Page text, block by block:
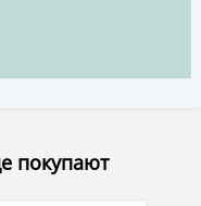
покупают